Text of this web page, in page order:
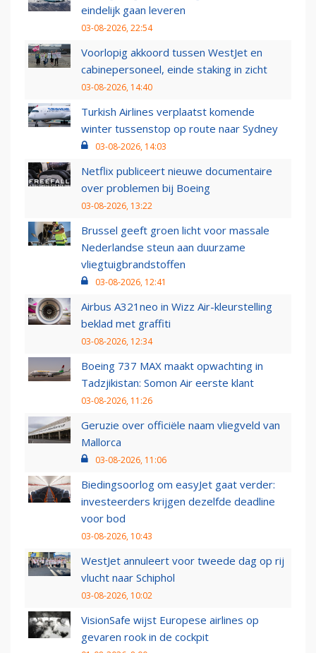
eindelijk gaan leveren
03-08-2026, 22:54
Voorlopig akkoord tussen WestJet en
cabinepersoneel, einde staking in zicht
03-08-2026, 14:40
Turkish Airlines verplaatst komende
winter tussenstop op route naar Sydney
03-08-2026, 14:03
Netflix publiceert nieuwe documentaire
over problemen bij Boeing
03-08-2026, 13:22
Brussel geeft groen licht voor massale
Nederlandse steun aan duurzame
vliegtuigbrandstoffen
03-08-2026, 12:41
Airbus A321neo in Wizz Air-kleurstelling
beklad met graffiti
03-08-2026, 12:34
Boeing 737 MAX maakt opwachting in
Tadzjikistan: Somon Air eerste klant
03-08-2026, 11:26
Geruzie over officiële naam vliegveld van
Mallorca
03-08-2026, 11:06
Biedingsoorlog om easyJet gaat verder:
investeerders krijgen dezelfde deadline
voor bod
03-08-2026, 10:43
WestJet annuleert voor tweede dag op rij
vlucht naar Schiphol
03-08-2026, 10:02
VisionSafe wijst Europese airlines op
gevaren rook in de cockpit